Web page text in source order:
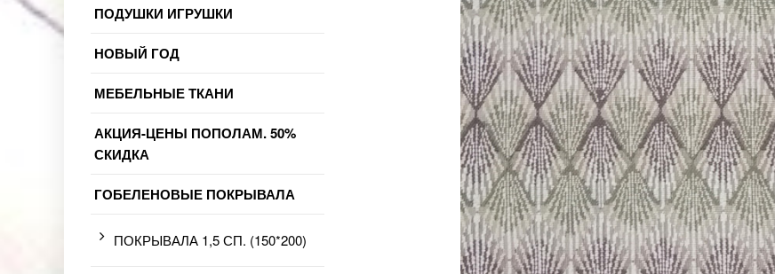
ПОДУШКИ ИГРУШКИ
НОВЫЙ ГОД
МЕБЕЛЬНЫЕ ТКАНИ
АКЦИЯ-ЦЕНЫ ПОПОЛАМ. 50%
СКИДКА
ГОБЕЛЕНОВЫЕ ПОКРЫВАЛА
ПОКРЫВАЛА 1,5 СП. (150*200)